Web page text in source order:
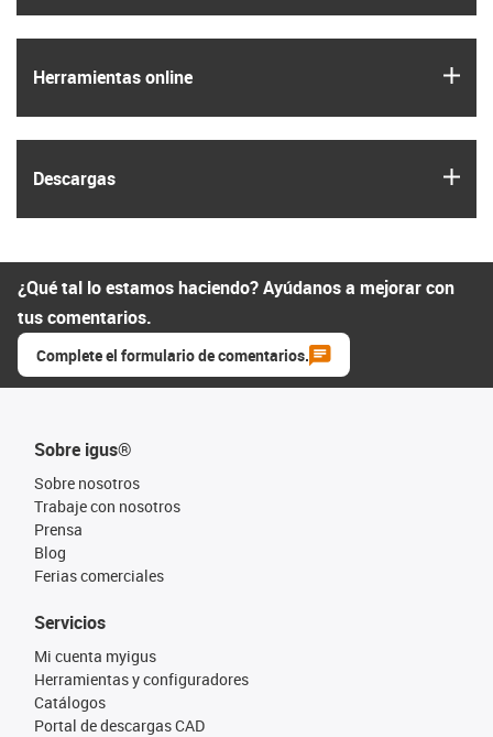
Herramientas online
Descargas
¿Qué tal lo estamos haciendo? Ayúdanos a mejorar con
tus comentarios.
Complete el formulario de comentarios.
Sobre igus®
Sobre nosotros
Trabaje con nosotros
Prensa
Blog
Ferias comerciales
Servicios
Mi cuenta myigus
Herramientas y configuradores
Catálogos
Portal de descargas CAD